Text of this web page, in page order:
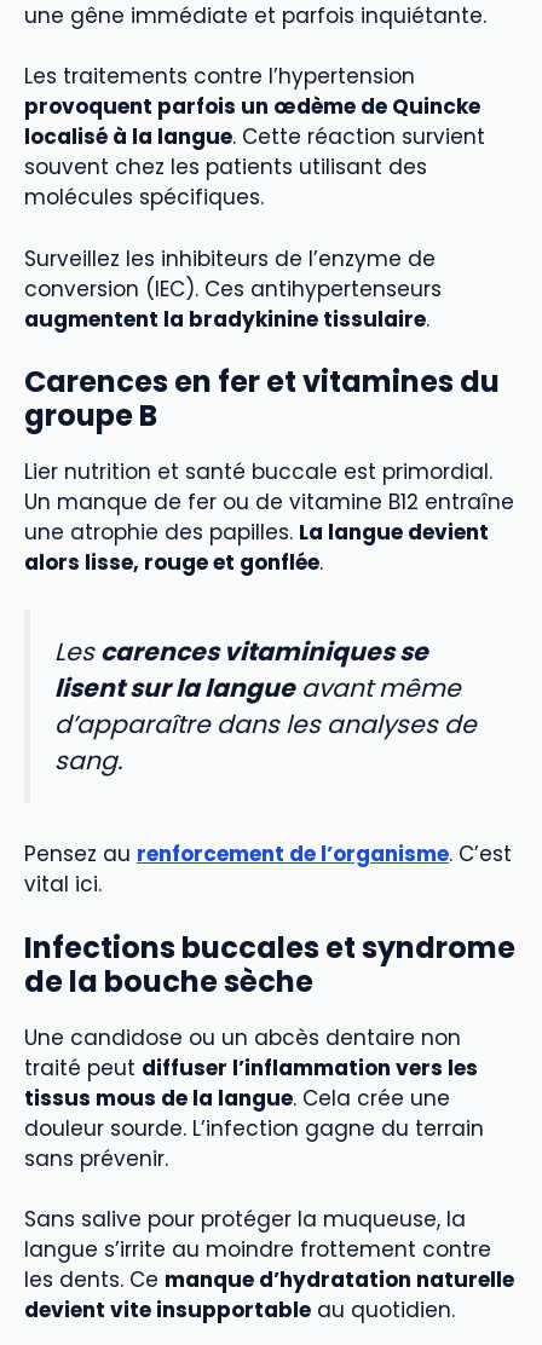
une gêne immédiate et parfois inquiétante.
Les traitements contre l’hypertension
provoquent parfois un œdème de Quincke
localisé à la langue. Cette réaction survient
souvent chez les patients utilisant des
molécules spécifiques.
Surveillez les inhibiteurs de l’enzyme de
conversion (IEC). Ces antihypertenseurs
augmentent la bradykinine tissulaire.
Carences en fer et vitamines du
groupe B
Lier nutrition et santé buccale est primordial.
Un manque de fer ou de vitamine B12 entraîne
une atrophie des papilles. La langue devient
alors lisse, rouge et gonflée.
Lescarences vitaminiques se
lisent sur la langueavant même
d’apparaître dans les analyses de
sang.
Pensez au renforcement de l’organisme. C’est
vital ici.
Infections buccales et syndrome
de la bouche sèche
Une candidose ou un abcès dentaire non
traité peut diffuser l’inflammation vers les
tissus mous de la langue. Cela crée une
douleur sourde. L’infection gagne du terrain
sans prévenir.
Sans salive pour protéger la muqueuse, la
langue s’irrite au moindre frottement contre
les dents. Ce manque d’hydratation naturelle
devient vite insupportable au quotidien.